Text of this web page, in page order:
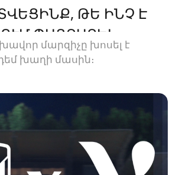
ԹԵ ԻՆՉ Է
ՊԱՅՔԱՐԵԼ»
մարզիչը խոսել է
դեմ խաղի մասին։